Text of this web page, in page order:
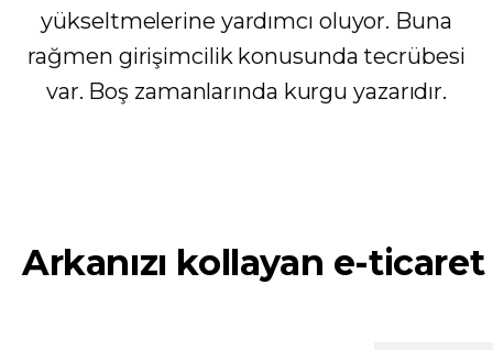
yükseltmelerine yardımcı oluyor. Buna
rağmen girişimcilik konusunda tecrübesi
var. Boş zamanlarında kurgu yazarıdır.
Arkanızı kollayan e-ticaret